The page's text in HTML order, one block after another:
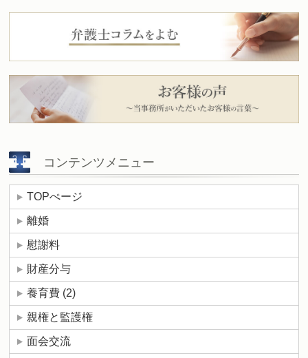
コンテンツメニュー
TOPぺージ
離婚
慰謝料
財産分与
養育費 (2)
親権と監護権
面会交流